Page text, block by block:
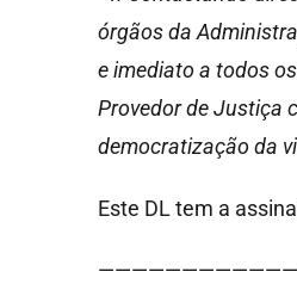
órgãos da
e imediato a todos
Provedor de Justiça
democratização da
Este DL tem a